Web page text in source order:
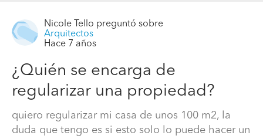
Nicole Tello preguntó sobre
Arquitectos
Hace 7 años
¿Quién se encarga de
regularizar una propiedad?
quiero regularizar mi casa de unos 100 m2, la
duda que tengo es si esto solo lo puede hacer un